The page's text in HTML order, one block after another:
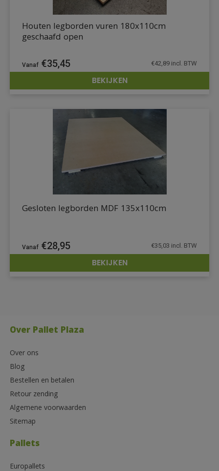
DETAILS
Houten legborden vuren 180x110cm
geschaafd open
€35,45 €42,89 incl. BTW
BEKIJKEN
DETAILS
Gesloten legborden MDF 135x110cm
€28,95 €35,03 incl. BTW
BEKIJKEN
Over Pallet Plaza
Over ons
Blog
Bestellen en betalen
Retour zending
Algemene voorwaarden
Sitemap
Pallets
Europallets